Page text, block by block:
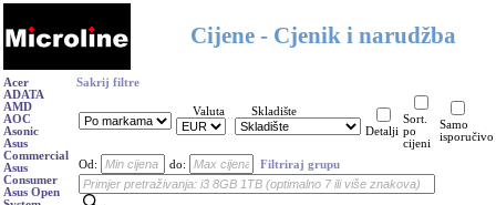
Cijene - Cjenik i narudžba
Acer
ADATA
AMD
AOC
Asonic
Asus
Commercial
Asus
Consumer
Asus Open
Sakrij filtre
Valuta
Skladište
Detalji
Sort.
po
cijeni
Samo
isporučivo
Od: do: Filtriraj grupu